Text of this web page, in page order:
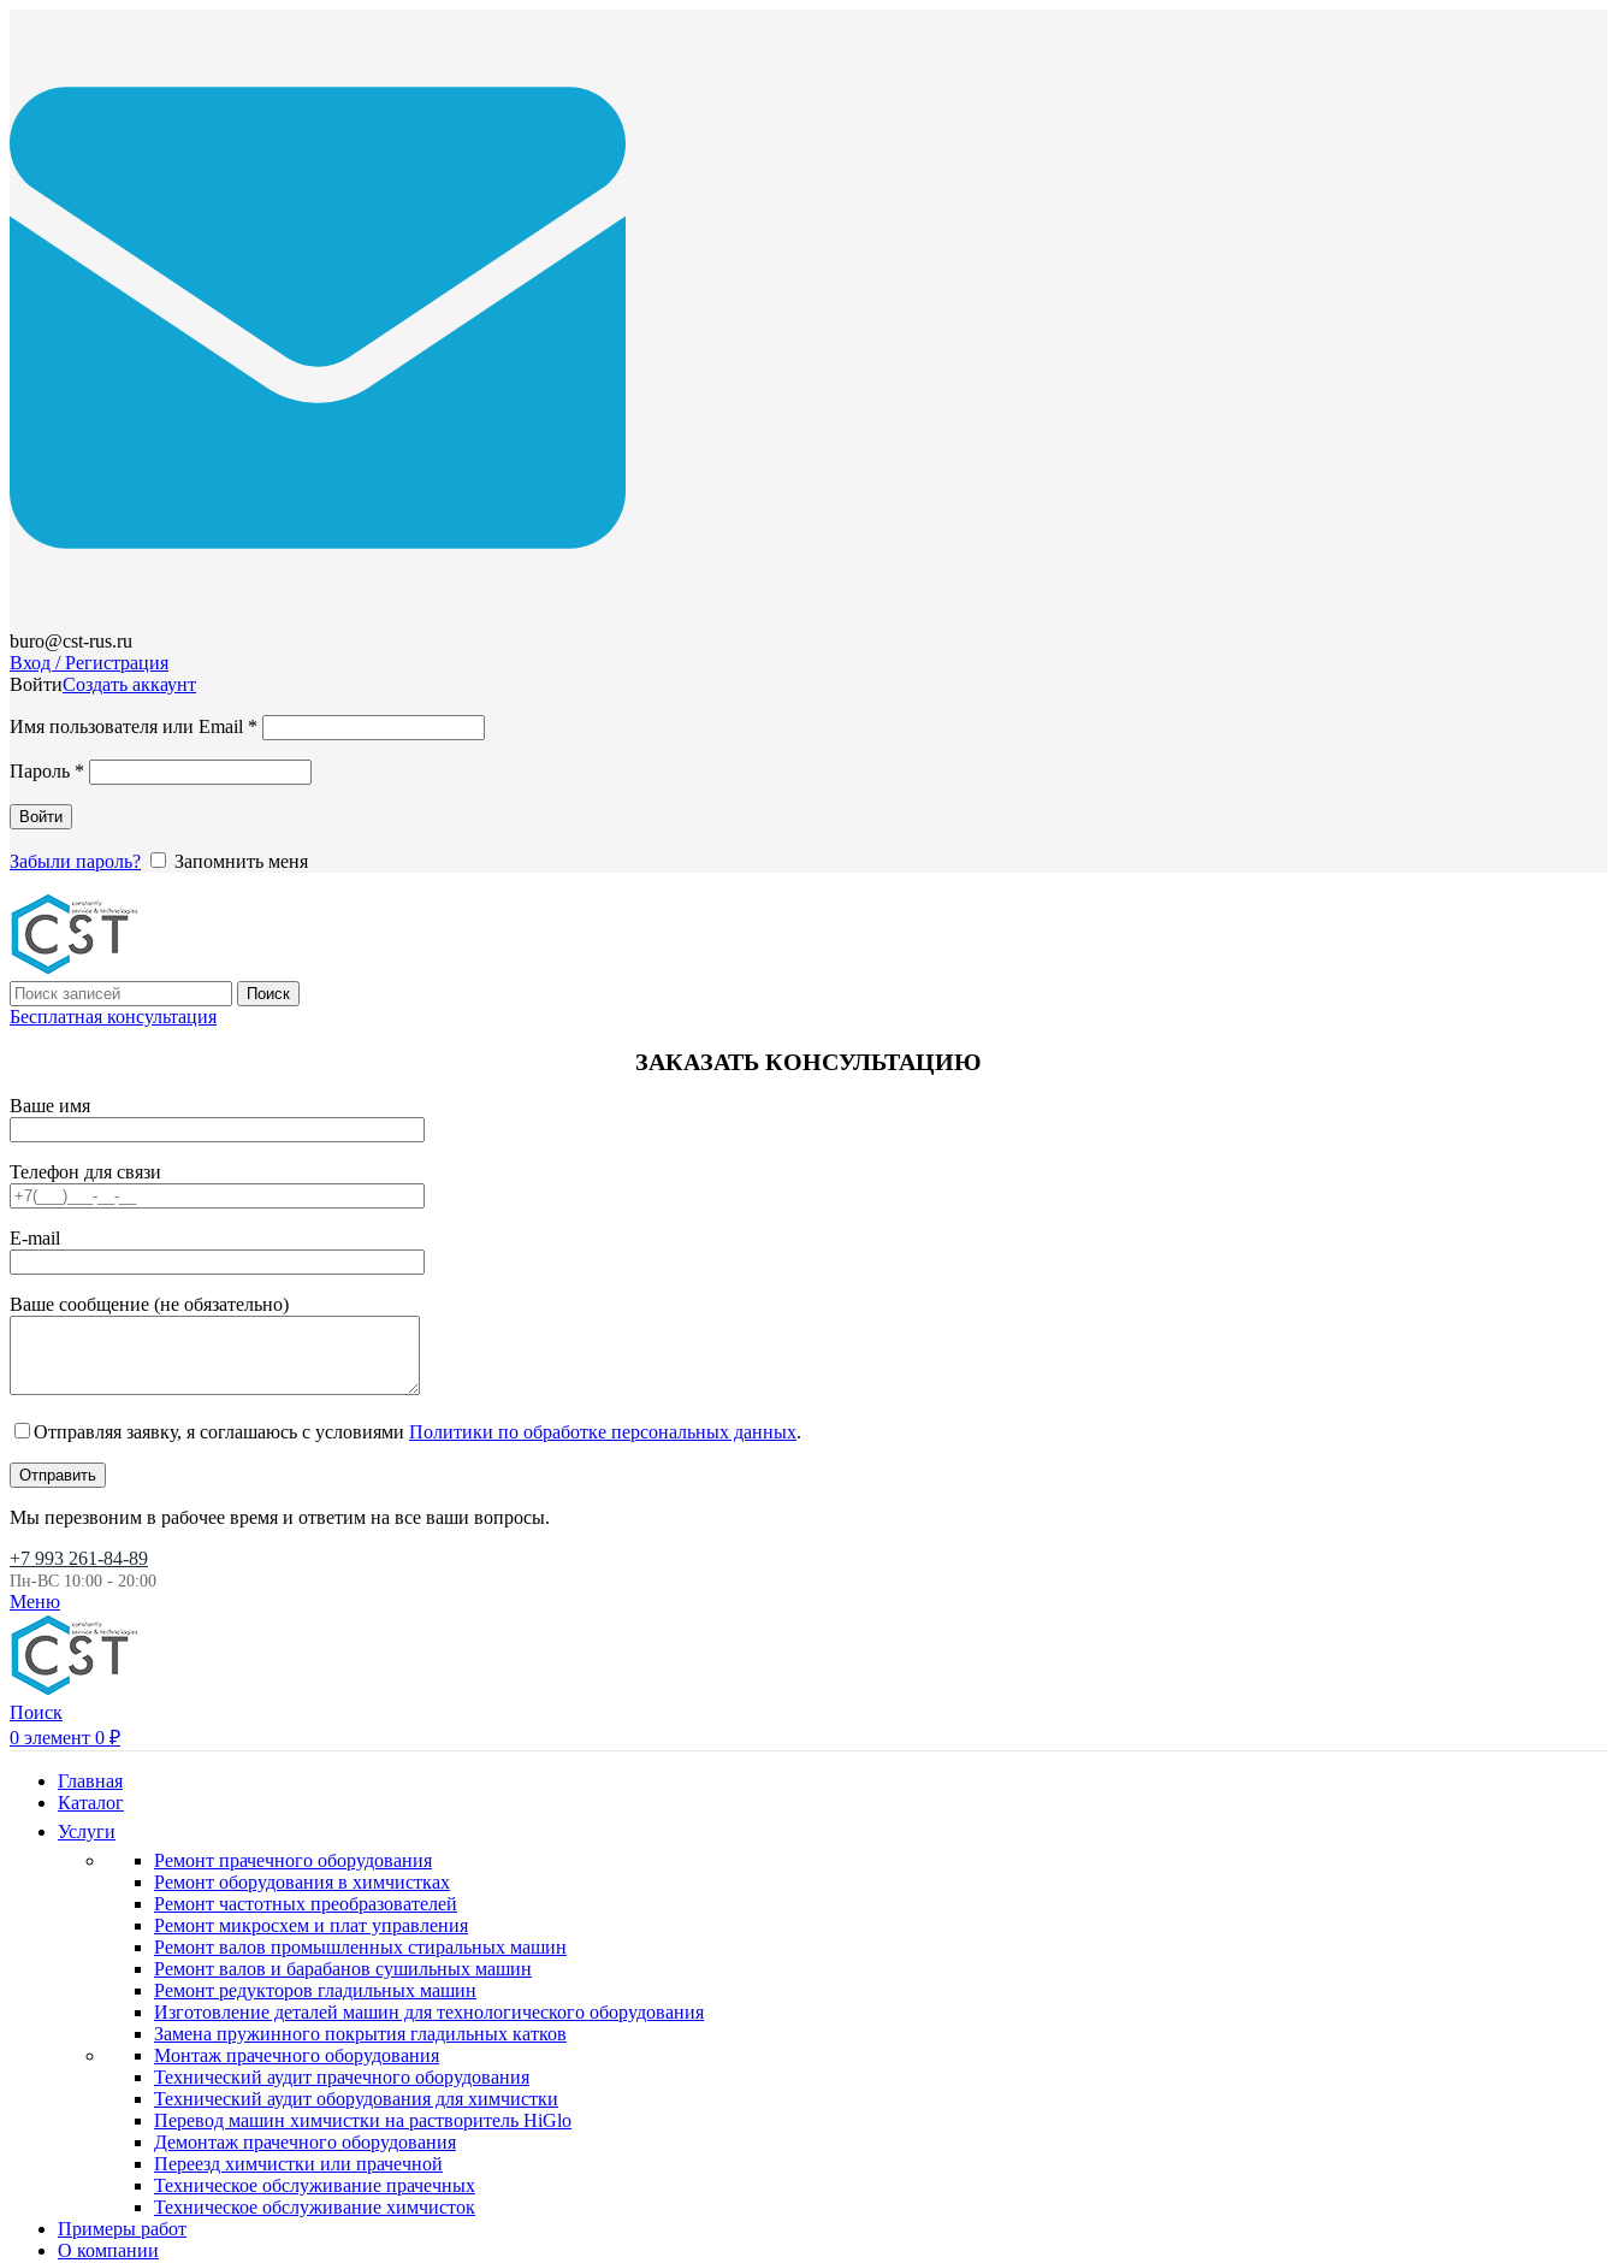
buro@cst-rus.ru
Вход / Регистрация
ВойтиСоздать аккаунт
Имя пользователя или Email *
Пароль *
Войти
Забыли пароль? Запомнить меня
Поиск
Бесплатная консультация
ЗАКАЗАТЬ КОНСУЛЬТАЦИЮ
Ваше имя
Телефон для связи
E-mail
Ваше сообщение (не обязательно)
Отправляя заявку, я соглашаюсь с условиями Политики по обработке персональных данных.
Мы перезвоним в рабочее время и ответим на все ваши вопросы.
+7 993 261-84-89
Пн-ВС 10:00 - 20:00
Меню
Поиск
0 элемент 0 ₽
Главная
Каталог
Услуги
Ремонт прачечного оборудования
Ремонт оборудования в химчистках
Ремонт частотных преобразователей
Ремонт микросхем и плат управления
Ремонт валов промышленных стиральных машин
Ремонт валов и барабанов сушильных машин
Ремонт редукторов гладильных машин
Изготовление деталей машин для технологического оборудования
Замена пружинного покрытия гладильных катков
Монтаж прачечного оборудования
Технический аудит прачечного оборудования
Технический аудит оборудования для химчистки
Перевод машин химчистки на растворитель HiGlo
Демонтаж прачечного оборудования
Переезд химчистки или прачечной
Техническое обслуживание прачечных
Техническое обслуживание химчисток
Примеры работ
О компании